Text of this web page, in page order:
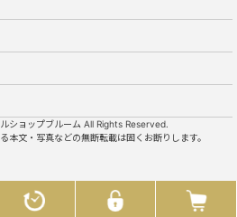
ショップブルーム All Rights Reserved.
本文・写真などの無断転載は固くお断りします。